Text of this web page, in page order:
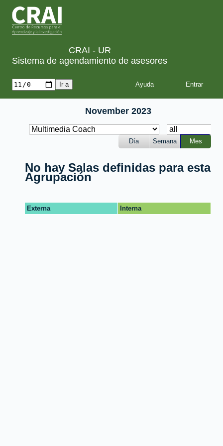
CRAI - UR
Sistema de agendamiento de asesores
Ayuda
November 2023
Día Semana Mes
No hay Salas definidas para esta
Agrupación
Externa Interna